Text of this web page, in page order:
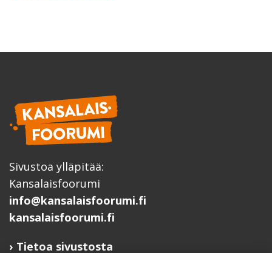
Sivustoa ylläpitää:
Kansalaisfoorumi
info@kansalaisfoorumi.fi
kansalaisfoorumi.fi
Tietoa sivustosta